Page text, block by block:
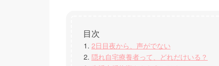
2日目夜から、声がでない
隠れ自宅療養者って、どれだけいる？